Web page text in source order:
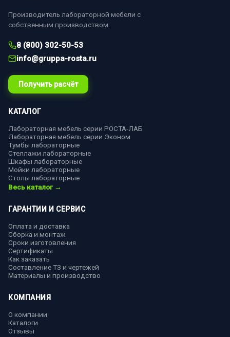
Производитель лабораторной мебели с
собственным производством.
8 (800) 302-50-53
info@gruppa-rosta.ru
Получить расчёт
КАТАЛОГ
Лабораторная мебель серии РОСТА-ЛАБ
Лабораторная мебель серии Эконом
Тумбы лабораторные
Стеллажи лабораторные
Шкафы лабораторные
Мойки лабораторные
Столы лабораторные
Весь каталог →
ГАРАНТИИ И СЕРВИС
Оплата и доставка
Сборка и монтаж
Сроки изготовления
Сертификаты
Как заказать
Составление ТЗ и чертежей
Материалы и производство
КОМПАНИЯ
О компании
Каталоги
Отзывы